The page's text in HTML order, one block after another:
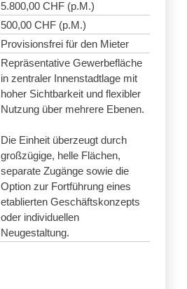
5.800,00 CHF (p.M.)
500,00 CHF (p.M.)
Provisionsfrei für den Mieter
Repräsentative Gewerbefläche
in zentraler Innenstadtlage mit
hoher Sichtbarkeit und flexibler
Nutzung über mehrere Ebenen.
Die Einheit überzeugt durch
großzügige, helle Flächen,
separate Zugänge sowie die
Option zur Fortführung eines
etablierten Geschäftskonzepts
oder individuellen
Neugestaltung.